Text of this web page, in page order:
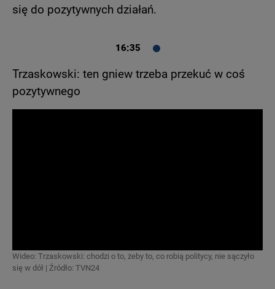
się do pozytywnych działań.
16:35
Trzaskowski: ten gniew trzeba przekuć w coś
pozytywnego
Wideo: Trzaskowski: chodzi o to, żeby to, co robią politycy, nie sączyło
się w dół | Źródło: TVN24